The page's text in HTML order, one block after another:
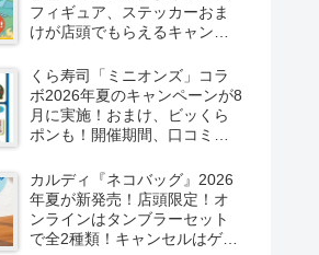
ルが2026/8/7より新発売！
フィギュア、ステッカーおま
けが店頭でもらえるキャンペ
る！
くら寿司「ミニオンズ」コラ
ボ2026年夏のキャンペーンが8
月に実施！おまけ、ビッくら
ポンも！開催期間、口コミ、
カルディ『ネコバッグ』2026
年夏が新発売！店頭限定！オ
ンラインはタンブラーセット
で全2種類！キャンセルはゲリ